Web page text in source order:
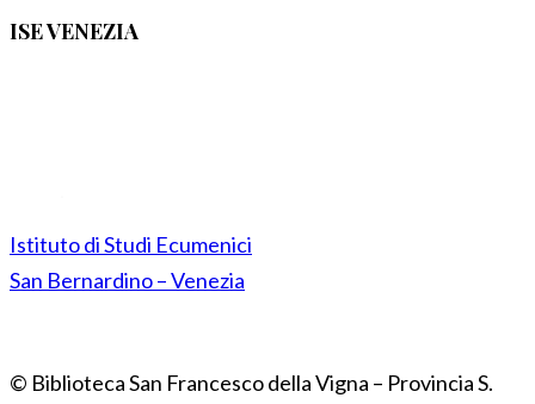
ISE VENEZIA
Istituto di Studi Ecumenici
San Bernardino – Venezia
© Biblioteca San Francesco della Vigna – Provincia S.